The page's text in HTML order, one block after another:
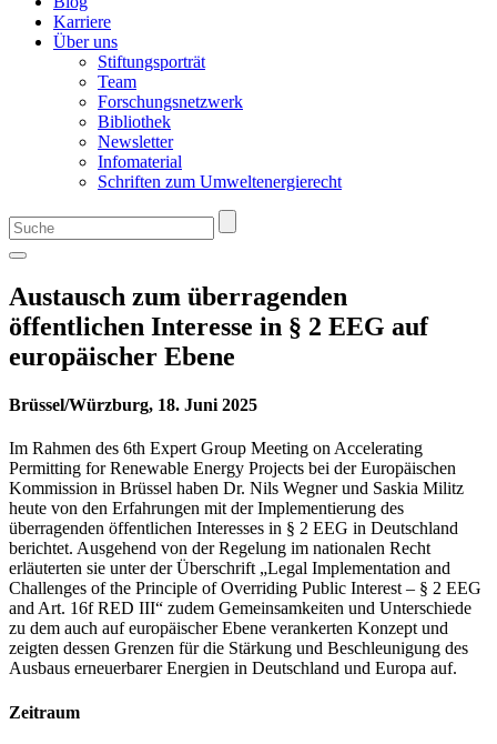
Karriere
Über uns
Stiftungsporträt
Team
Forschungsnetzwerk
Bibliothek
Newsletter
Infomaterial
Schriften zum Umweltenergierecht
Austausch zum überragenden
öffentlichen Interesse in § 2 EEG auf
europäischer Ebene
Brüssel/Würzburg, 18. Juni 2025
Im Rahmen des 6th Expert Group Meeting on Accelerating
Permitting for Renewable Energy Projects bei der Europäischen
Kommission in Brüssel haben Dr. Nils Wegner und Saskia Militz
heute von den Erfahrungen mit der Implementierung des
überragenden öffentlichen Interesses in § 2 EEG in Deutschland
berichtet. Ausgehend von der Regelung im nationalen Recht
erläuterten sie unter der Überschrift „Legal Implementation and
Challenges of the Principle of Overriding Public Interest – § 2 EEG
and Art. 16f RED III“ zudem Gemeinsamkeiten und Unterschiede
zu dem auch auf europäischer Ebene verankerten Konzept und
zeigten dessen Grenzen für die Stärkung und Beschleunigung des
Ausbaus erneuerbarer Energien in Deutschland und Europa auf.
Zeitraum